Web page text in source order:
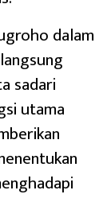
dalam
sadari
utama